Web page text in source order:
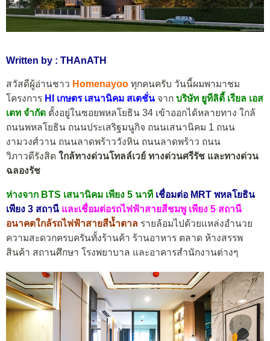
Written by : THAnATH
สวัสดีผู้อ่านชาว Homenayoo ทุกคนครับ วันนี้ผมพามาชม
โครงการ HI เกษตร เสนานิคม สเตชั่น จาก บริษัท ยูทีลิตี้ เรียล เอส
เตท จำกัด ตั้งอยู่ในซอยพหลโยธิน 34 เข้าออกได้หลายทาง ใกล้
ถนนพหลโยธิน ถนนประเสริฐมนูกิจ ถนนเสนานิคม 1 ถนน
งามวงศ์วาน ถนนลาดพร้าววังหิน ถนนลาดพร้าว ถนน
วิภาวดีรังสิต ใกล้ทางด่วนโทลล์เวย์ ทางด่วนศรีรัช และทางด่วน
ฉลองรัช
ห่างจาก BTS เสนานิคม เพียง 5 นาที เชื่อมต่อ MRT พหลโยธิน
เพียง 3 สถานี และเชื่อมต่อรถไฟฟ้าสายสีชมพู เพียง 5 สถานี
อนาคตใกล้รถไฟฟ้าสายสีน้ำตาล รายล้อมไปด้วยแหล่งอำนวย
ความสะดวกครบครันทั้งร้านค้า ร้านอาหาร ตลาด ห้างสรรพ
สินค้า สถานศึกษา โรงพยาบาล และอาคารสำนักงานต่างๆ